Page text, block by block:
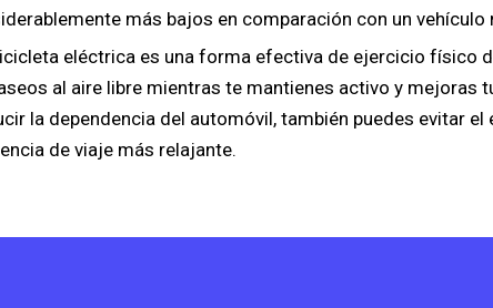
más bajos en comparación con un vehículo
eléctrica es una forma efectiva de ejercicio físico
al aire libre mientras te mantienes activo y mejoras
la dependencia del automóvil, también puedes evitar el
de viaje más relajante.